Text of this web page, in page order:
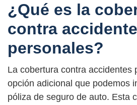
¿Qué es la
contra
personales?
La cobertura contra accidentes
opción adicional que podemos
póliza de seguro de auto. Esta